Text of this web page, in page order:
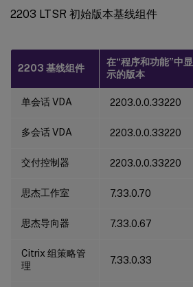
2203 LTSR 初始版本基线组件
2203 基线组件
在“程序和功能”中显
示的版本
单会话 VDA 2203.0.0.33220
多会话 VDA 2203.0.0.33220
交付控制器 2203.0.0.33220
思杰工作室 7.33.0.70
思杰导向器 7.33.0.67
Citrix 组策略管
理
7.33.0.33